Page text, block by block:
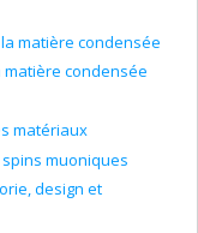
matière condensée
condensée
matériaux
muoniques
design et